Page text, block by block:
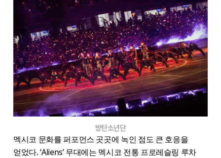
방탄소년단
멕시코 문화를 퍼포먼스 곳곳에 녹인 점도 큰 호응을
얻었다. ‘Aliens’ 무대에는 멕시코 전통 프로레슬링 루차